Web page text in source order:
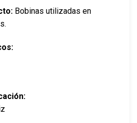
Bobinas utilizadas en